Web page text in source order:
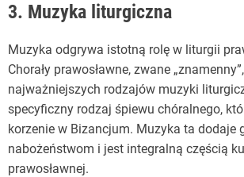
3. Muzyka liturgiczna
Muzyka odgrywa istotną rolę w liturgii
Chorały prawosławne, zwane
najważniejszych rodzajów muzyki
specyficzny rodzaj śpiewu chóralnego,
korzenie w Bizancjum. Muzyka ta dodaje
nabożeństwom i jest integralną częścią
prawosławnej.